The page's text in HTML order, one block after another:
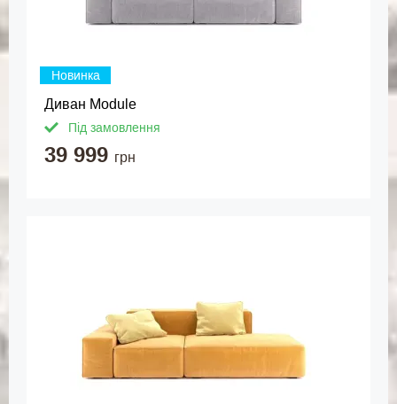
Новинка
Диван Module
Під замовлення
39 999 грн